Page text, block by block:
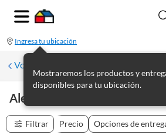
Ingresa tu ubicación
Mostraremos los productos y
disponibles para tu ubicación.
Volver a Puertas y Ventanas
Aleros Y Toldos
Filtrar Precio Opciones de